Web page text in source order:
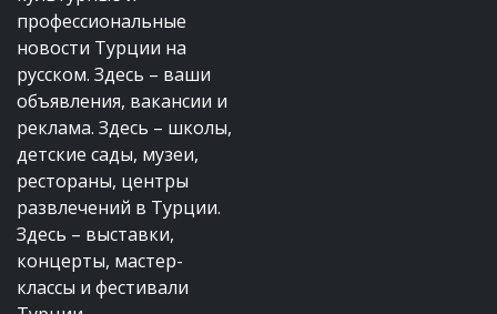
профессиональные
новости Турции на
русском. Здесь – ваши
объявления, вакансии и
реклама. Здесь – школы,
детские сады, музеи,
рестораны, центры
развлечений в Турции.
Здесь – выставки,
концерты, мастер-
классы и фестивали